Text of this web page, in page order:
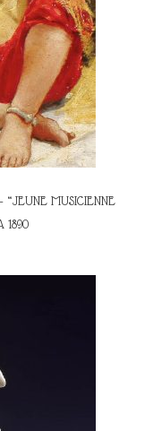
“JEUNE MUSICIENNE
1890